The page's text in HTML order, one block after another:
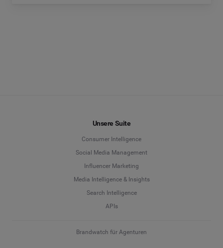
Unsere Suite
Consumer Intelligence
Social Media Management
Influencer Marketing
Media Intelligence & Insights
Search Intelligence
APIs
Brandwatch für Agenturen